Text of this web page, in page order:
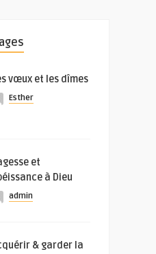
vœux et les dîmes
Esther
et
à Dieu
admin
& garder la